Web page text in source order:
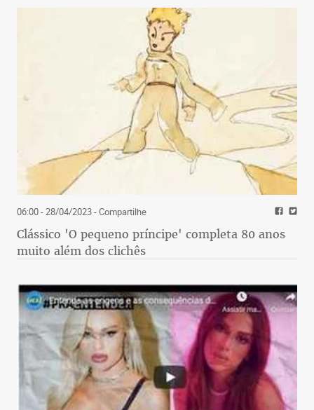
06:00 - 28/04/2023- Compartilhe
Clássico 'O pequeno príncipe' completa 80 anos
muito além dos clichês